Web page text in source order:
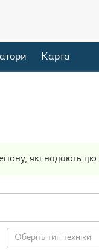
Карта
які надають цю
Оберіть тип техніки